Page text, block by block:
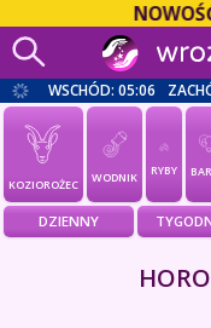
NOWOŚĆ!
WSCHÓD: 05:06
KOZIOROŻEC WODNIK RYBY
DZIENNY